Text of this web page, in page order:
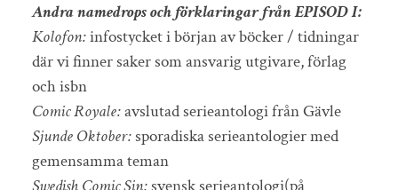
Andra namedrops och förklaringar från EPISOD I:
Kolofon:infostycket i början av böcker / tidningar
där vi finner saker som ansvarig utgivare, förlag
och isbn
Comic Royale:avslutad serieantologi från Gävle
Sjunde Oktober:sporadiska serieantologier med
gemensamma teman